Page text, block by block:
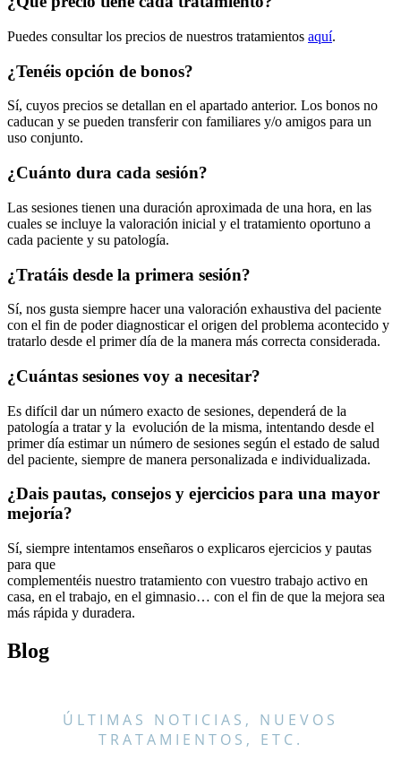
Puedes consultar los precios de nuestros tratamientos aquí.
¿Tenéis opción de bonos?
Sí, cuyos precios se detallan en el apartado anterior. Los bonos no
caducan y se pueden transferir con familiares y/o amigos para un
uso conjunto.
¿Cuánto dura cada sesión?
Las sesiones tienen una duración aproximada de una hora, en las
cuales se incluye la valoración inicial y el tratamiento oportuno a
cada paciente y su patología.
¿Tratáis desde la primera sesión?
Sí, nos gusta siempre hacer una valoración exhaustiva del paciente
con el fin de poder diagnosticar el origen del problema acontecido y
tratarlo desde el primer día de la manera más correcta considerada.
¿Cuántas sesiones voy a necesitar?
Es difícil dar un número exacto de sesiones, dependerá de la
patología a tratar y la evolución de la misma, intentando desde el
primer día estimar un número de sesiones según el estado de salud
del paciente, siempre de manera personalizada e individualizada.
¿Dais pautas, consejos y ejercicios para una mayor
mejoría?
Sí, siempre intentamos enseñaros o explicaros ejercicios y pautas
para que
complementéis nuestro tratamiento con vuestro trabajo activo en
casa, en el trabajo, en el gimnasio… con el fin de que la mejora sea
más rápida y duradera.
Blog
ÚLTIMAS NOTICIAS, NUEVOS
TRATAMIENTOS, ETC.